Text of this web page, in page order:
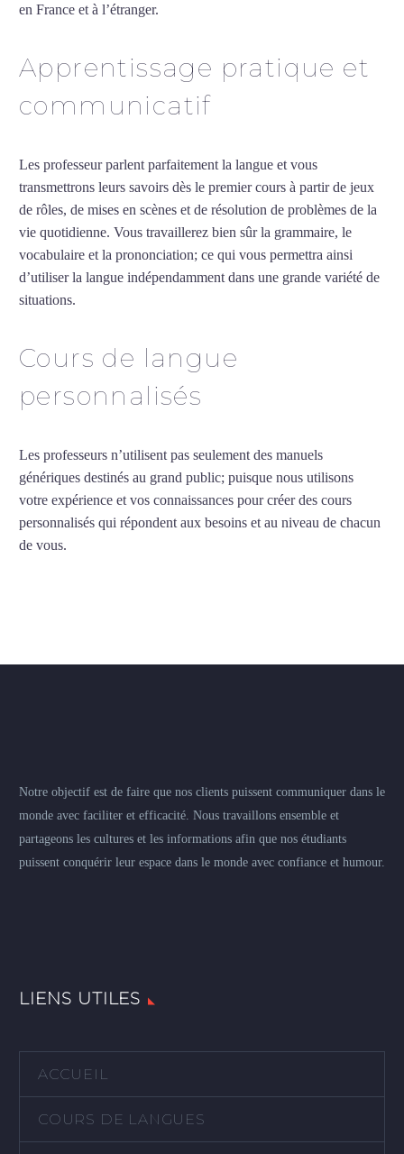
en France et à l’étranger.
Apprentissage pratique et
communicatif
Les professeur parlent parfaitement la langue et vous
transmettrons leurs savoirs dès le premier cours à partir de jeux
de rôles, de mises en scènes et de résolution de problèmes de la
vie quotidienne. Vous travaillerez bien sûr la grammaire, le
vocabulaire et la prononciation; ce qui vous permettra ainsi
d’utiliser la langue indépendamment dans une grande variété de
situations.
Cours de langue
personnalisés
Les professeurs n’utilisent pas seulement des manuels
génériques destinés au grand public; puisque nous utilisons
votre expérience et vos connaissances pour créer des cours
personnalisés qui répondent aux besoins et au niveau de chacun
de vous.
Notre objectif est de faire que nos clients puissent communiquer dans le
monde avec faciliter et efficacité. Nous travaillons ensemble et
partageons les cultures et les informations afin que nos étudiants
puissent conquérir leur espace dans le monde avec confiance et humour.
LIENS UTILES
ACCUEIL
COURS DE LANGUES